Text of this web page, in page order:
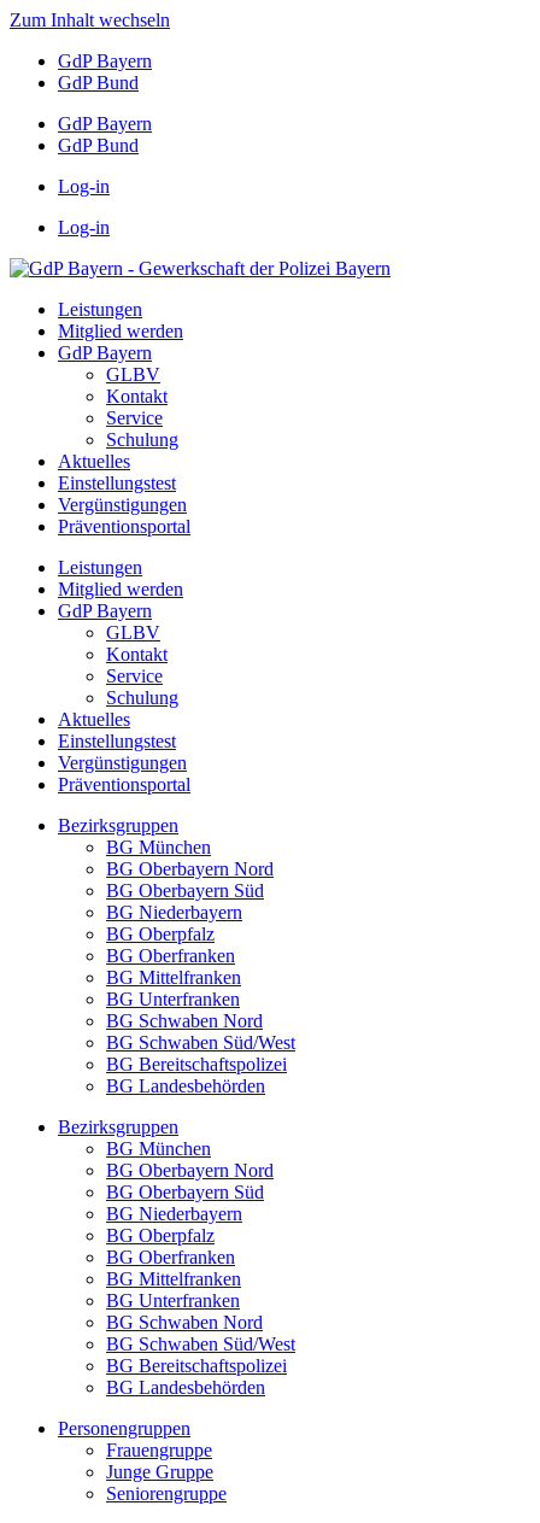
Zum Inhalt wechseln
GdP Bayern
GdP Bund
GdP Bayern
GdP Bund
Log-in
Log-in
Leistungen
Mitglied werden
GdP Bayern
GLBV
Kontakt
Service
Schulung
Aktuelles
Einstellungstest
Vergünstigungen
Präventionsportal
Leistungen
Mitglied werden
GdP Bayern
GLBV
Kontakt
Service
Schulung
Aktuelles
Einstellungstest
Vergünstigungen
Präventionsportal
Bezirksgruppen
BG München
BG Oberbayern Nord
BG Oberbayern Süd
BG Niederbayern
BG Oberpfalz
BG Oberfranken
BG Mittelfranken
BG Unterfranken
BG Schwaben Nord
BG Schwaben Süd/West
BG Bereitschaftspolizei
BG Landesbehörden
Bezirksgruppen
BG München
BG Oberbayern Nord
BG Oberbayern Süd
BG Niederbayern
BG Oberpfalz
BG Oberfranken
BG Mittelfranken
BG Unterfranken
BG Schwaben Nord
BG Schwaben Süd/West
BG Bereitschaftspolizei
BG Landesbehörden
Personengruppen
Frauengruppe
Junge Gruppe
Seniorengruppe